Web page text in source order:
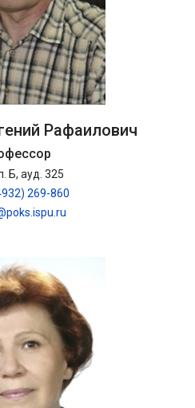
Рафаилович
Б, ауд. 325
269-860